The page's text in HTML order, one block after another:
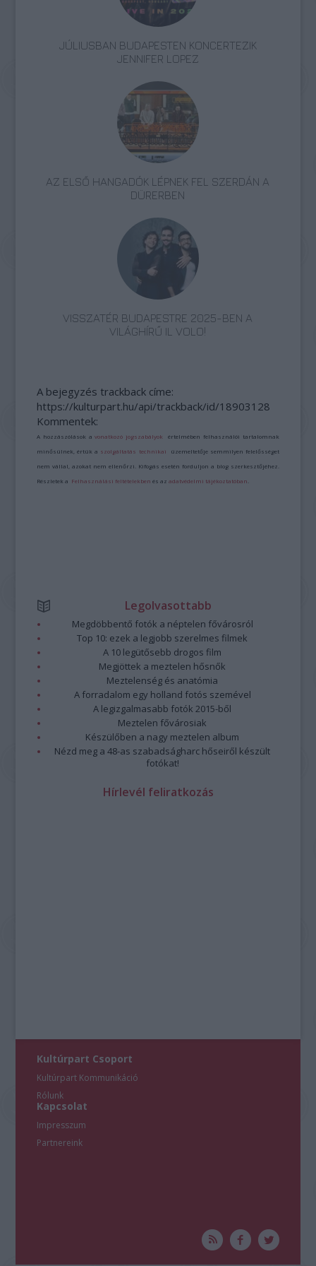
JÚLIUSBAN BUDAPESTEN KONCERTEZIK
JENNIFER LOPEZ
AZ ELSŐ HANGADÓK LÉPNEK FEL SZERDÁN A
DÜRERBEN
VISSZATÉR BUDAPESTRE 2025-BEN A
VILÁGHÍRŰ IL VOLO!
A bejegyzés trackback címe:
https://kulturpart.hu/api/trackback/id/18903128
Kommentek:
A hozzászólások avonatkozó jogszabályok értelmében felhasználói tartalomnak
minősülnek, értük a szolgáltatás technikai üzemeltetője semmilyen felelősséget
nem vállal, azokat nem ellenőrzi. Kifogás esetén forduljon a blog szerkesztőjéhez.
Részletek a Felhasználási feltételekben és azadatvédelmi tájékoztatóban
Legolvasottabb
Megdöbbentő fotók a néptelen fővárosról
Top 10: ezek a legjobb szerelmes filmek
A 10 legütősebb drogos film
Megjöttek a meztelen hősnők
Meztelenség és anatómia
A forradalom egy holland fotós szemével
A legizgalmasabb fotók 2015-ből
Meztelen fővárosiak
Készülőben a nagy meztelen album
Nézd meg a 48-as szabadságharc hőseiről készült
fotókat!
Hírlevél feliratkozás
Kultúrpart Csoport
Kultúrpart Kommunikáció
Rólunk
Kapcsolat
Impresszum
Partnereink